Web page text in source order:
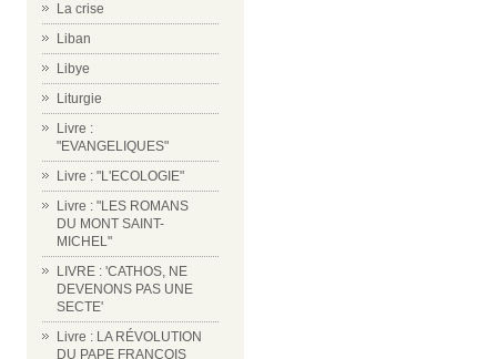
La crise
Liban
Libye
Liturgie
Livre :
"EVANGELIQUES"
Livre : "L'ECOLOGIE"
Livre : "LES ROMANS
DU MONT SAINT-
MICHEL"
LIVRE : 'CATHOS, NE
DEVENONS PAS UNE
SECTE'
Livre : LA RÉVOLUTION
DU PAPE FRANÇOIS